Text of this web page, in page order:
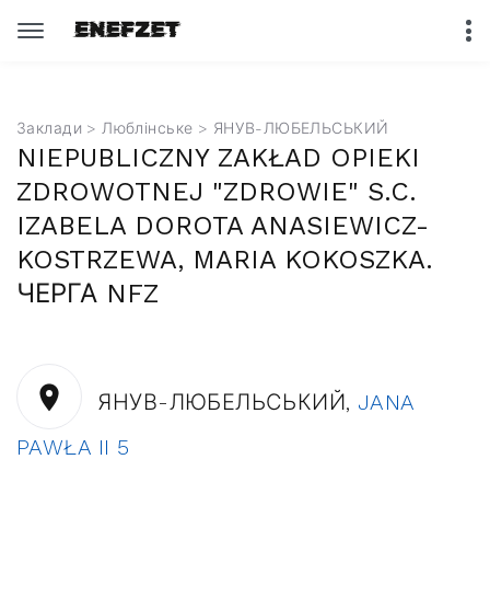
Заклади > Люблінське > ЯНУВ-ЛЮБЕЛЬСЬКИЙ
NIEPUBLICZNY ZAKŁAD OPIEKI
ZDROWOTNEJ "ZDROWIE" S.C.
IZABELA DOROTA ANASIEWICZ-
KOSTRZEWA, MARIA KOKOSZKA.
ЧЕРГА NFZ
ЯНУВ-ЛЮБЕЛЬСЬКИЙ, JANA
PAWŁA II 5